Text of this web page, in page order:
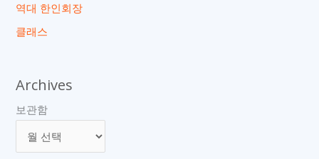
역대 한인회장
클래스
Archives
보관함